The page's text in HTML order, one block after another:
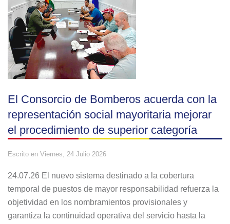
El Consorcio de Bomberos acuerda con la
representación social mayoritaria mejorar
el procedimiento de superior categoría
Escrito en Viernes, 24 Julio 2026
24.07.26 El nuevo sistema destinado a la cobertura
temporal de puestos de mayor responsabilidad refuerza la
objetividad en los nombramientos provisionales y
garantiza la continuidad operativa del servicio hasta la